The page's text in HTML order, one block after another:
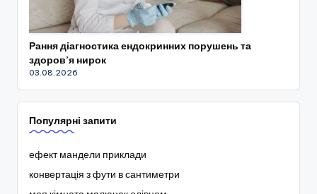
Рання діагностика ендокринних порушень та
здоров’я нирок
03.08.2026
Популярні запити
ефект мандели приклади
конвертація з фути в сантиметри